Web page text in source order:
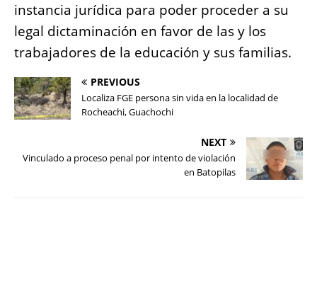
instancia jurídica para poder proceder a su
legal dictaminación en favor de las y los
trabajadores de la educación y sus familias.
PREVIOUS
Localiza FGE persona sin vida en la localidad de
Rocheachi, Guachochi
NEXT
Vinculado a proceso penal por intento de violación
en Batopilas